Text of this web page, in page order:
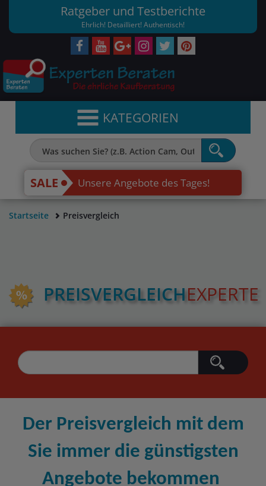
Ratgeber und Testberichte
Ehrlich! Detailliert! Authentisch!
KATEGORIEN
SALE Unsere Angebote des Tages!
Startseite Preisvergleich
PREIS­VERGLEICHEXPERTE
Der Preisvergleich mit dem
Sie immer die günstigsten
Angebote bekommen